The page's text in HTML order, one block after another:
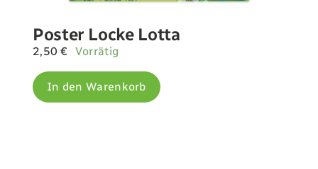
Poster Locke Lotta
2,50€ Vorrätig
In den Warenkorb